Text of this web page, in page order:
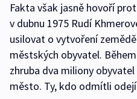
Fakta však jasně hovoří
v dubnu 1975 Rudí
usilovat o vytvoření
městských obyvatel.
zhruba dva miliony
město. Ty, kdo odmítli